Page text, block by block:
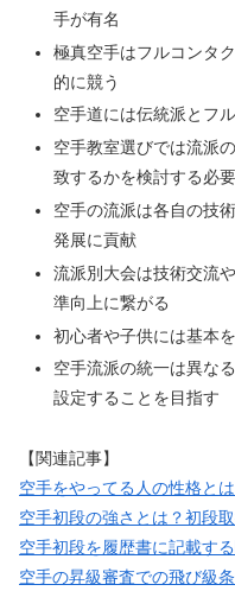
手が有名
極真空手はフルコンタ
的に競う
空手道には伝統派とフ
空手教室選びでは流派
致するかを検討する必
空手の流派は各自の技
発展に貢献
流派別大会は技術交流
準向上に繋がる
初心者や子供には基本
空手流派の統一は異な
設定することを目指す
【関連記事】
空手をやってる人の性格と
空手初段の強さとは？初段
空手初段を履歴書に記載す
空手の昇級審査での飛び級